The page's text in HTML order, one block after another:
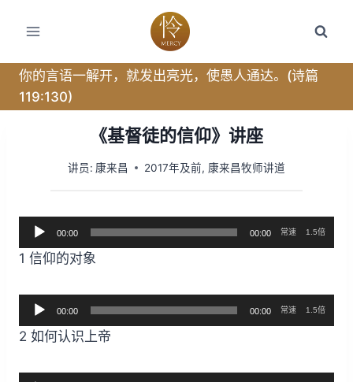
你的言语一解开，就发出亮光，使愚人通达。(诗篇
119:130)
《基督徒的信仰》讲座
讲员: 康来昌 2017年及前, 康来昌牧师讲道
频
播
00:00 00:00 常速 1.5倍
1 信仰的对象
频
播
00:00 00:00 常速 1.5倍
2 如何认识上帝